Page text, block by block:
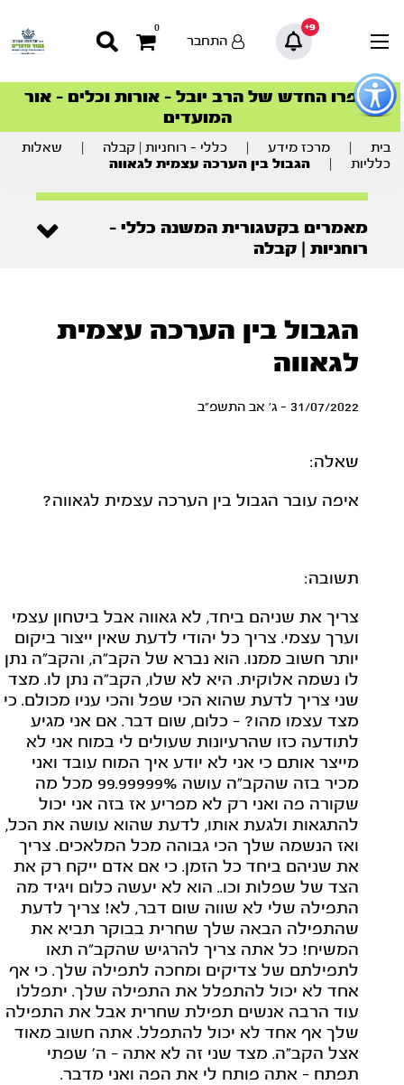
כפתור
לפתיחת
תפריט
9+
0
התחבר
סדרות הפודקאסטים
הסדרה המובילה החודש – דרך המלך
ספרו החדש של הרב יובל – אורות וכלים – אור
המועדים
הצטרפו למהפכת הבריאות הטבעית >
סדרות הפודקאסטים
הסדרה המובילה החודש – דרך המלך
בית מרכז מידע כללי - רוחניות | קבלה
שאלות
כלליות
הגבול בין הערכה עצמית לגאווה
מאמרים בקטגורית המשנה כללי -
רוחניות | קבלה
הגבול בין הערכה עצמית
לגאווה
31/07/2022 - ג' אב התשפ"ב
שאלה:
איפה עובר הגבול בין הערכה עצמית לגאווה?
תשובה:
צריך את שניהם ביחד, לא גאווה אבל ביטחון עצמי
וערך עצמי. צריך כל יהודי לדעת שאין ייצור ביקום
יותר חשוב ממנו. הוא נברא של הקב"ה, והקב"ה נתן
לו נשמה אלוקית. היא לא שלו, הקב"ה נתן לו. מצד
שני צריך לדעת שהוא הכי שפל והכי עניו מכולם. כי
מצד עצמו מהו? - כלום, שום דבר. אם אני מגיע
לתודעה כזו שהרעיונות שעולים לי במוח אני לא
מייצר אותם כי אני לא יודע איך המוח עובד ואני
מכיר בזה שהקב"ה עושה 99.99999% מכל מה
שקורה פה ואני רק לא מפריע אז בזה אני יכול
להתגאות ולגעת אותו, לדעת שהוא עושה את הכל,
ואז הנשמה שלך הכי גבוהה מכל המלאכים. צריך
את שניהם ביחד כל הזמן. כי אם אדם ייקח רק את
הצד של שפלות וכו.. הוא לא יעשה כלום ויגיד מה
התפילה שלי לא שווה שום דבר, לא! צריך לדעת
שהתפילה הבאה שלך שחרית בבוקר תביא את
המשיח! כל אתה צריך להרגיש שהקב"ה תאו
לתפילתם של צדיקים ומחכה לתפילה שלך. כי אף
אחד לא יכול להתפלל את התפילה שלך. יתפללו
עוד הרבה אנשים תפילת שחרית אבל את התפילה
שלך אף אחד לא יכול להתפלל. אתה חשוב מאוד
אצל הקב"ה. מצד שני זה לא אתה - ה' שפתי
תפתח - אתה פותח לי את הפה ואני מדבר.